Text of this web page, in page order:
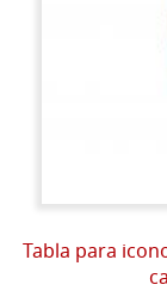
Tabla para